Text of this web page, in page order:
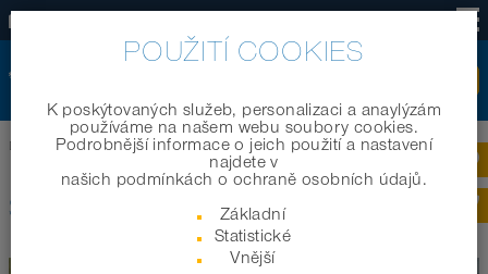
Domov |Společnost
SPOLEČNOST
POUŽITÍ COOKIES
K poskýtovaných služeb, personalizaci a anaylýzám
používáme na našem webu soubory cookies.
Podrobnější informace o jeich použití a nastavení
najdete v
našich podmínkách o ochraně osobních údajů.
Základní
Statistické
Vnější